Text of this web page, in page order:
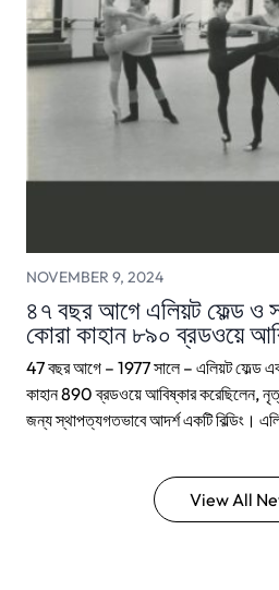
NOVEMBER 9, 2024
৪৭ বছর আগে এলিয়ট ফেল্ড ও
কোরা কাহান ৮৯০ ব্রডওয়ে
47 বছর আগে – 1977 সালে – এলিয়ট ফেল্ড এবং
কাহান 890 ব্রডওয়ে আবিষ্কার করেছিলেন,
জন্য স্থাপত্যগতভাবে আদর্শ একটি বিল্ডিং।
View All